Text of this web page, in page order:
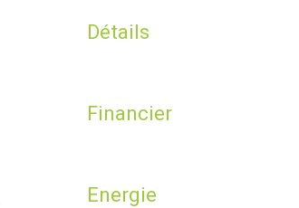
Détails
Financier
Energie